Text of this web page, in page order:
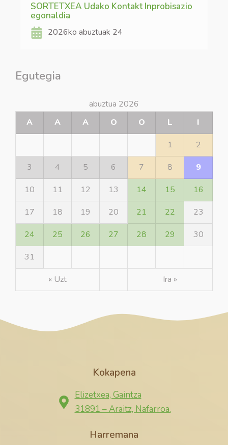
SORTETXEA Udako Kontakt Inprobisazio
egonaldia
2026ko abuztuak 24
Egutegia
abuztua 2026
A
A A O O L
I
1
2
3
4 5 6 7 8
9
10
11 12 13 14 15
16
17
18 19 20 21 22
23
24
25 26 27 28 29
30
31
« Uzt
Ira »
Kokapena
Elizetxea, Gaintza
31891 – Araitz, Nafarroa.
Harremana